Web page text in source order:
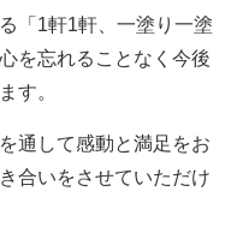
「1軒1軒、一塗り一塗
を忘れることなく今後
す。
通して感動と満足をお
合いをさせていただけ